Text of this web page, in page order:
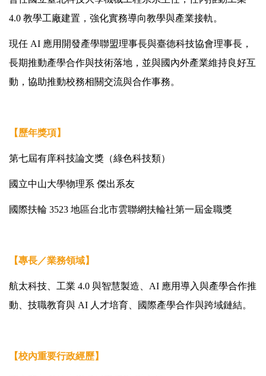
4.0 教學工廠建置，強化實務導向教學與產業接軌。
現任 AI 應用開發產學聯盟理事長與臺德科技協會理事長，
長期推動產學合作與技術落地，並與國內外產業維持良好互
動，協助推動校務相關交流與合作事務。
【歷年獎項】
第七屆有庠科技論文獎（綠色科技類）
國立中山大學物理系 傑出系友
國際扶輪 3523 地區台北市雲聯網扶輪社第一屆金職獎
【專長／業務領域】
航太科技、工業 4.0 與智慧製造、AI 應用導入與產學合作推
動、技職教育與 AI 人才培育、國際產學合作與跨域鏈結。
【校內重要行政經歷】